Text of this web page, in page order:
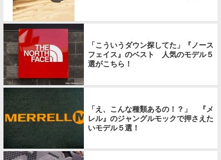
「こういうダウン探してた」『ノース
フェイス』のベスト 人気のモデル５
選がこちら！
「え、こんな種類あるの！？」 『メ
レル』のジャングルモックで押さえた
いモデル５選！